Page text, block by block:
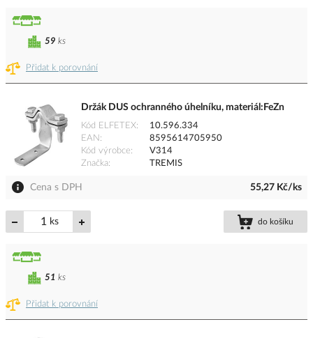
Přidat k porovnání
59 ks
Držák DUS ochranného úhelníku, materiál:FeZn
Kód ELFETEX
10.596.334
EAN
8595614705950
Kód výrobce
V314
Značka
TREMIS
Cena s DPH 55,27 Kč/ks
ks do košíku
Přidat k porovnání
51 ks